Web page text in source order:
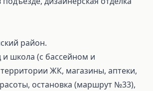
район.
и школа (с бассейном и
ЖК, магазины, аптеки,
остановка (маршрут №33),